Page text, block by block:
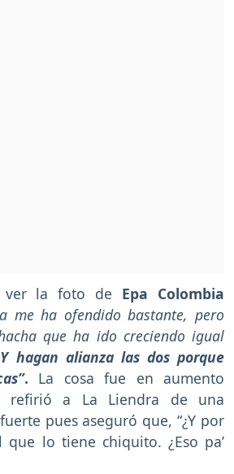
la foto de Epa Colombia
me ha ofendido bastante, pero
que ha ido creciendo igual
Y hagan alianza las dos porque
. La cosa fue en aumento
refirió a La Liendra de una
pues aseguró que, “¿Y por
que lo tiene chiquito. ¿Eso pa’